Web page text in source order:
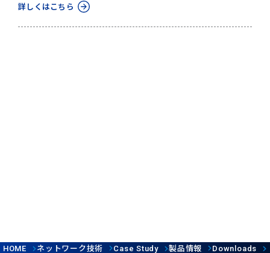
詳しくはこちら
HOME ネットワーク技術 Case Study 製品情報 Downloads